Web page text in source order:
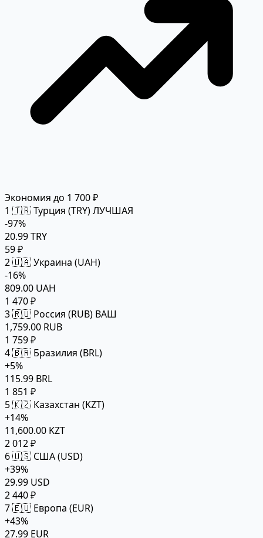
Экономия до 1 700 ₽
1 🇹🇷 Турция (TRY)ЛУЧШАЯ
-97%
20.99 TRY
59 ₽
2🇺🇦 Украина (UAH)
-16%
809.00 UAH
1 470 ₽
3🇷🇺 Россия (RUB) ВАШ
1,759.00 RUB
1 759 ₽
4🇧🇷 Бразилия (BRL)
+5%
115.99 BRL
1 851 ₽
5🇰🇿 Казахстан (KZT)
+14%
11,600.00 KZT
2 012 ₽
6🇺🇸 США (USD)
+39%
29.99 USD
2 440 ₽
7🇪🇺 Европа (EUR)
+43%
27.99 EUR